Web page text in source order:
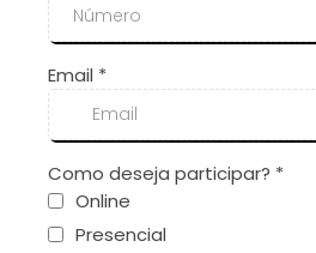
Email *
Como deseja participar? *
Online
Presencial